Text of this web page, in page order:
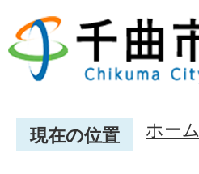
現在の位置 ホーム